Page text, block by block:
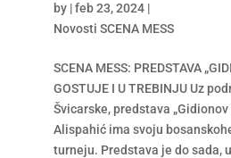
by |feb 23, 2024|
Novosti SCENA MESS
SCENA MESS: PREDSTAVA
GOSTUJE I U TREBINJU Uz
Švicarske, predstava
Alispahić ima svoju
turneju. Predstava je do sada,